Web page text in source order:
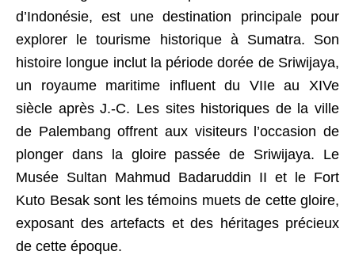
d’Indonésie, est une destination principale pour
explorer le tourisme historique à Sumatra. Son
histoire longue inclut la période dorée de Sriwijaya,
un royaume maritime influent du VIIe au XIVe
siècle après J.-C. Les sites historiques de la ville
de Palembang offrent aux visiteurs l’occasion de
plonger dans la gloire passée de Sriwijaya. Le
Musée Sultan Mahmud Badaruddin II et le Fort
Kuto Besak sont les témoins muets de cette gloire,
exposant des artefacts et des héritages précieux
de cette époque.